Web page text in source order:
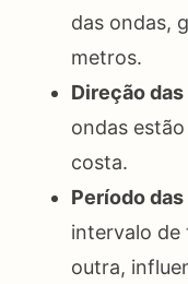
das ondas,
metros.
Direção das
ondas
costa.
Período das
intervalo de
outra,